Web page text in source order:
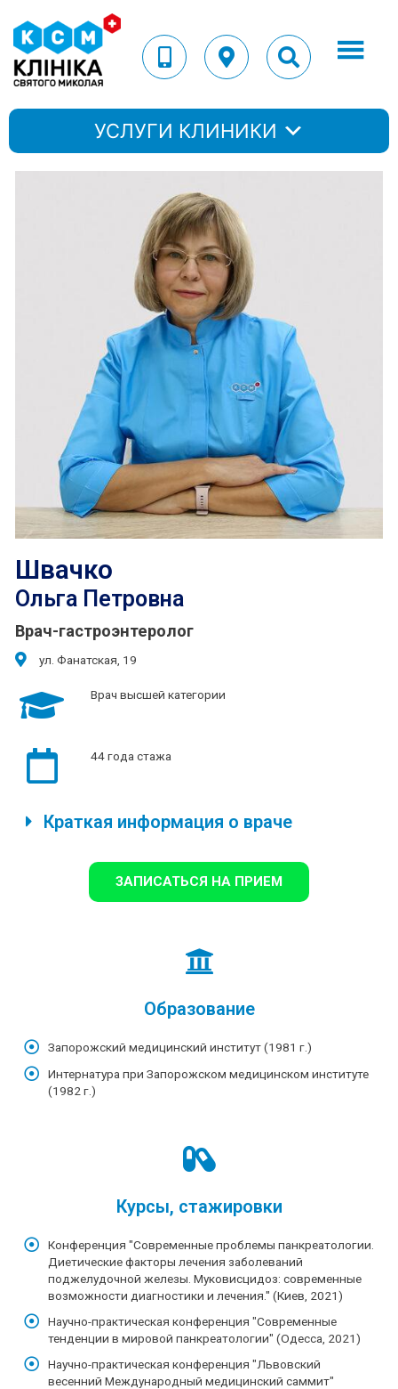
УСЛУГИ КЛИНИКИ
Швачко
Ольга Петровна
Врач-гастроэнтеролог
ул. Фанатская, 19
Врач высшей категории
44 года стажа
Краткая информация о враче
ЗАПИСАТЬСЯ НА ПРИЕМ
Образование
Запорожский медицинский институт (1981 г.)
Интернатура при Запорожском медицинском институте
(1982 г.)
Курсы, стажировки
Конференция "Современные проблемы панкреатологии.
Диетические факторы лечения заболеваний
поджелудочной железы. Муковисцидоз: современные
возможности диагностики и лечения." (Киев, 2021)
Научно-практическая конференция "Современные
тенденции в мировой панкреатологии" (Одесса, 2021)
Научно-практическая конференция "Львовский
весенний Международный медицинский саммит"